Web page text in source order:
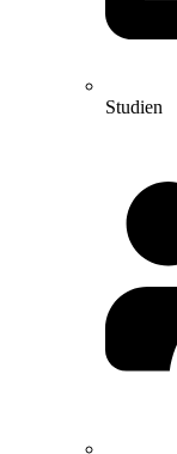
Studien